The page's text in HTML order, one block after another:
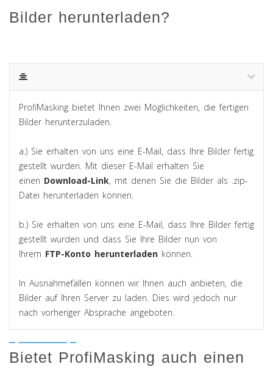
Bilder herunterladen?
ProfiMasking bietet Ihnen zwei Möglichkeiten, die fertigen
Bilder herunterzuladen.
a.) Sie erhalten von uns eine E-Mail, dass Ihre Bilder fertig
gestellt wurden. Mit dieser E-Mail erhalten Sie
einen Download-Link, mit denen Sie die Bilder als .zip-
Datei herunterladen können.
b.) Sie erhalten von uns eine E-Mail, dass Ihre Bilder fertig
gestellt wurden und dass Sie Ihre Bilder nun von
Ihrem FTP-Konto herunterladen können.
In Ausnahmefällen können wir Ihnen auch anbieten, die
Bilder auf Ihren Server zu laden. Dies wird jedoch nur
nach vorheriger Absprache angeboten.
Bietet ProfiMasking auch einen